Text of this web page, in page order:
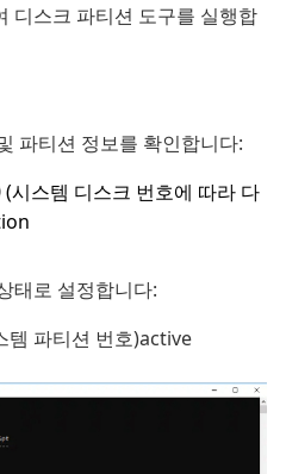
디스크 파티션 도구를 실행합
파티션 정보를 확인합니다:
스템 디스크 번호에 따라 다
태로 설정합니다:
파티션 번호)active